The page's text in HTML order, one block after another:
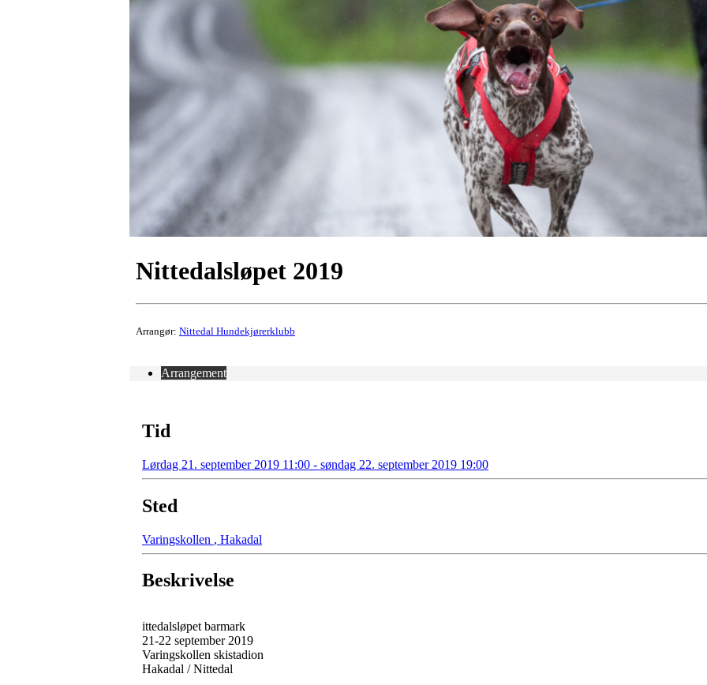
Nittedalsløpet 2019
Arrangør: Nittedal Hundekjørerklubb
Arrangement
Tid
Lørdag 21. september 2019 11:00 - søndag 22. september 2019 19:00
Sted
Varingskollen , Hakadal
Beskrivelse
ittedalsløpet barmark
21-22 september 2019
Varingskollen skistadion
Hakadal / Nittedal